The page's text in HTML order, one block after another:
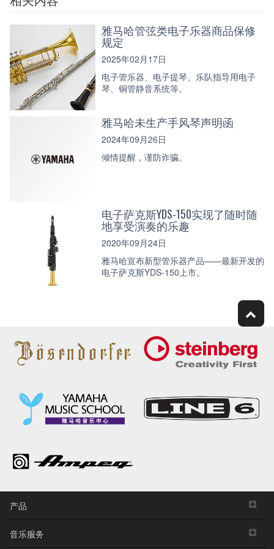
雅马哈管弦类电子乐器商品保修
规定
2025年02月17日
电子管乐器、电子提琴、乐队指导用电子
琴、铜管静音系统等。
雅马哈未生产手风琴声明函
2024年09月26日
倾情提醒，谨防诈骗。
电子萨克斯YDS-150实现了随时随
地享受演奏的乐趣
2020年09月24日
雅马哈宣布新型管乐器产品——最新开发的
电子萨克斯YDS-150上市。
产品
音乐服务